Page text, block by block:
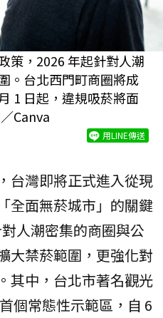
策，2026 年起針對人潮
。台北西門町商圈將成
1 日起，違規吸菸將面
Canva
用LINE傳送
台灣即將正式進入從現
全面無菸城市」的關鍵
人潮密集的商圈與公
大禁菸範圍，更強化對
其中，台北市著名觀光
個常態性示範區，自 6